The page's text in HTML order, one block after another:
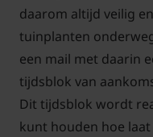
daarom altijd veilig
tuinplanten
een mail met daarin
tijdsblok van
Dit tijdsblok wordt
kunt houden hoe